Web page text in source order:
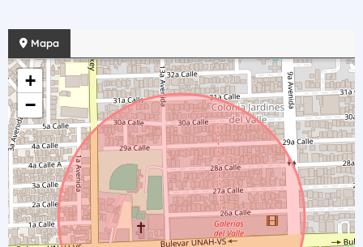
Mapa
+
−